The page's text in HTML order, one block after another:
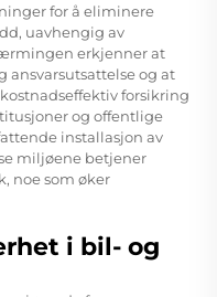
for å eliminere
uavhengig av
erkjenner at
ansvarsutsattelse og at
forsikring
og offentlige
installasjon av
miljøene betjener
noe som øker
i bil- og